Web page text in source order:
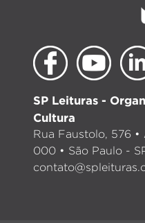
SP Leituras -
Cultura
Rua Faustolo, 576
000 • São Paulo -